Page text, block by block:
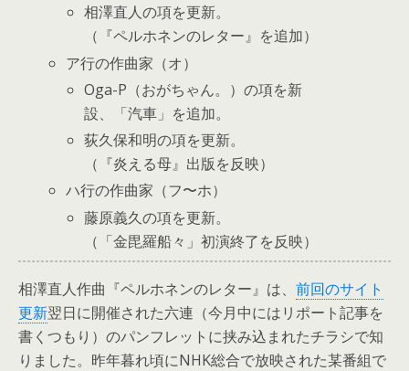
相澤直人の項を更新。
（『ペルホネンのレター』を追加）
ア行の作曲家（オ）
Oga-P（おがちゃん。）の項を新
設、「汽車」を追加。
荻久保和明の項を更新。
（『炎える母』出版を反映）
ハ行の作曲家（フ〜ホ）
藤原義久の項を更新。
（「金毘羅船々」初演終了を反映）
相澤直人作曲『ペルホネンのレター』は、 前回のサイト
更新翌日に開催された六連（今月中にはリポート記事を
書くつもり）のパンフレットに挟み込まれたチラシで知
りました。昨年暮れ頃にNHK総合で放映された某番組で